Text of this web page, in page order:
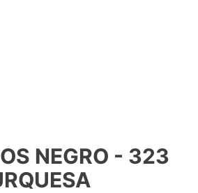
NEGRO - 323